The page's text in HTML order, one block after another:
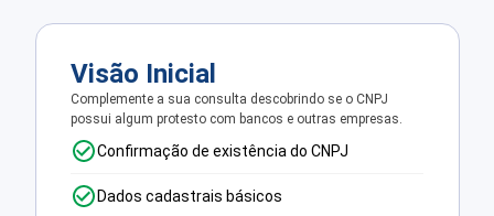
Visão Inicial
Complemente a sua consulta descobrindo se o CNPJ
possui algum protesto com bancos e outras empresas.
Confirmação de existência do CNPJ
Dados cadastrais básicos